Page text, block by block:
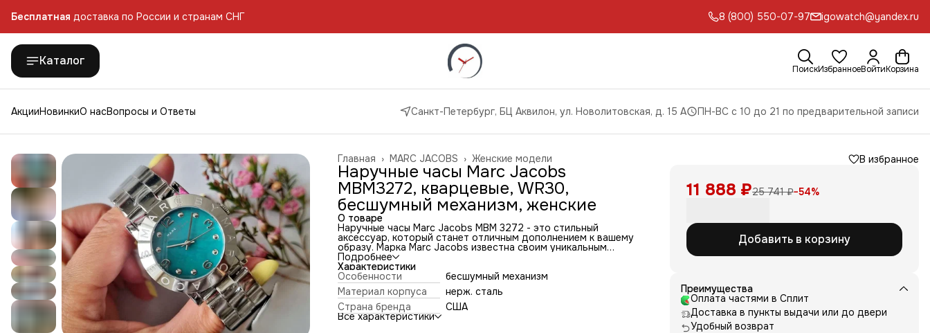
Бесплатная доставка по России и странам СНГ
Бесплатная доставка по России и странам СНГ
8 (800) 550-07-97 igowatch@yandex.ru
Каталог
ПоискИзбранноеВойтиКорзина
АкцииНовинкиО насВопросы и Ответы Санкт-Петербург, БЦ Аквилон, ул. Новолитовская, д. 15 А ПН-ВС с 10 до 21 по предварительной записи
Женские модели
MARC JACOBS ›
Главная ›
Наручные часы Marc Jacobs
MBM3272, кварцевые, WR30,
бесшумный механизм, женские
О товаре
Наручные часы Marc Jacobs MBM 3272 - это стильный
аксессуар, который станет отличным дополнением к вашему
образу. Марка Marc Jacobs известна своим уникальным
дизайном и высоким качеством, поэтому вы можете быть
уверены в долговечности и надежности этих часов.
Часы Marc Jacobs MBM3272 оснащены кварцевым механизмом,
который обеспечивает точность и надежность хода. Это
гарантирует, что вы всегда будете знать точное время, даже
в самых сложных условиях.
Дизайн часов выполнен в современном стиле, который
подойдет как для мужчин, так и для женщин. Благодаря
Подробнее
Характеристики
Особенности
бесшумный механизм
Материал корпуса
нерж. сталь
Страна бренда
США
Все характеристики
В избранное
11 888 ₽25 741 ₽−54%
Добавить в корзину
Преимущества
Оплата частями в Сплит
Доставка в пункты выдачи или до двери
Удобный возврат